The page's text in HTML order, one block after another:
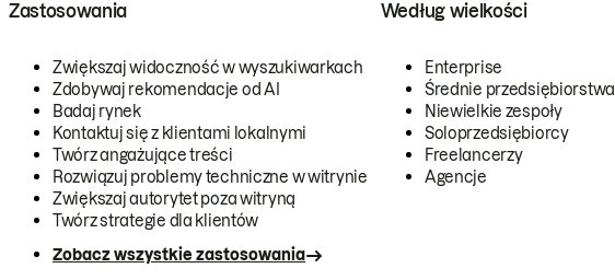
Zastosowania
Zwiększaj widoczność w wyszukiwarkach
Zdobywaj rekomendacje od AI
Badaj rynek
Kontaktuj się z klientami lokalnymi
Twórz angażujące treści
Rozwiązuj problemy techniczne w witrynie
Zwiększaj autorytet poza witryną
Twórz strategie dla klientów
Zobacz wszystkie zastosowania
Według wielkości
Enterprise
Średnie przedsiębiorstwa
Niewielkie zespoły
Soloprzedsiębiorcy
Freelancerzy
Agencje